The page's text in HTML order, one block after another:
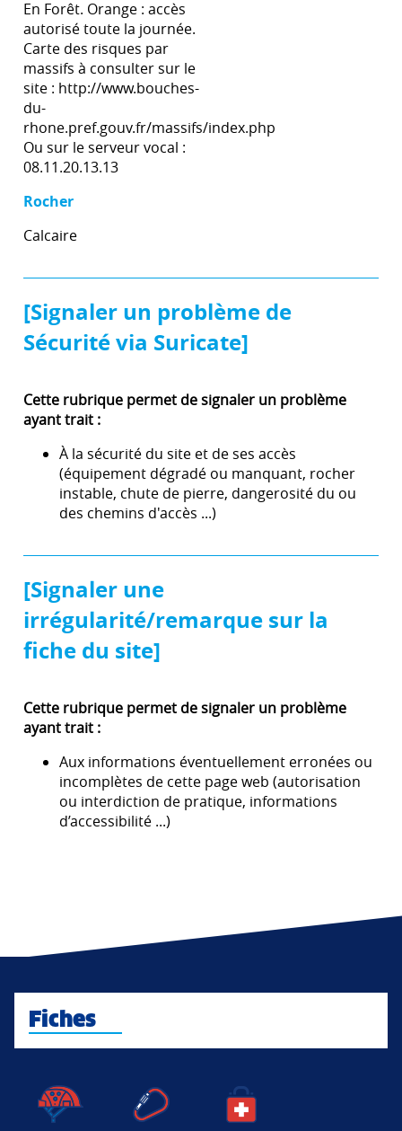
En Forêt. Orange : accès
autorisé toute la journée.
Carte des risques par
massifs à consulter sur le
site : http://www.bouches-
du-
rhone.pref.gouv.fr/massifs/index.php
Ou sur le serveur vocal :
08.11.20.13.13
Rocher
Calcaire
[Signaler un problème de
Sécurité via Suricate]
Cette rubrique permet de signaler un problème
ayant trait :
À la sécurité du site et de ses accès
(équipement dégradé ou manquant, rocher
instable, chute de pierre, dangerosité du ou
des chemins d'accès ...)
[Signaler une
irrégularité/remarque sur la
fiche du site]
Cette rubrique permet de signaler un problème
ayant trait :
Aux informations éventuellement erronées ou
incomplètes de cette page web (autorisation
ou interdiction de pratique, informations
d’accessibilité ...)
Fiches